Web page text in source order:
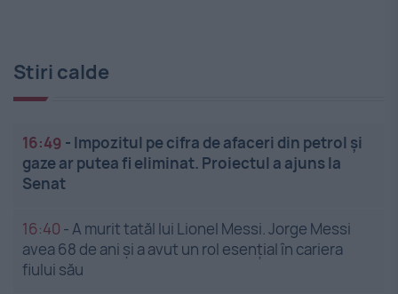
Stiri calde
16:49 - Impozitul pe cifra de afaceri din petrol și
gaze ar putea fi eliminat. Proiectul a ajuns la
Senat
16:40 -A murit tatăl lui Lionel Messi. Jorge Messi
avea 68 de ani și a avut un rol esențial în cariera
fiului său